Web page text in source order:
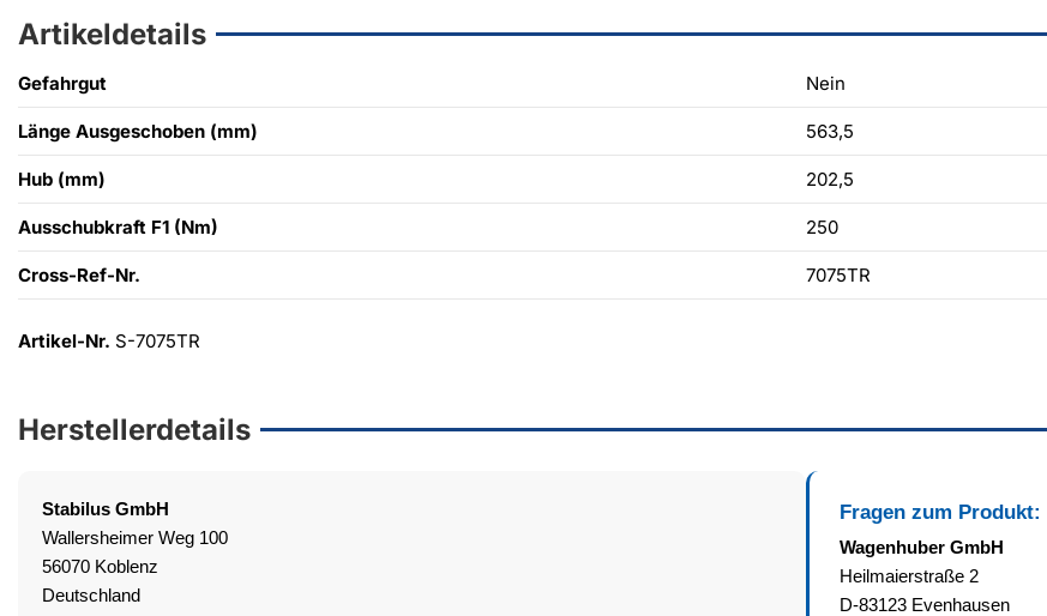
Artikeldetails
Gefahrgut Nein
Länge Ausgeschoben (mm) 563,5
Hub (mm) 202,5
Ausschubkraft F1 (Nm) 250
Cross-Ref-Nr. 7075TR
Artikel-Nr. S-7075TR
Herstellerdetails
Stabilus GmbH
Wallersheimer Weg 100
56070 Koblenz
Deutschland
Fragen zum Produkt:
Wagenhuber GmbH
Heilmaierstraße 2
D-83123 Evenhausen